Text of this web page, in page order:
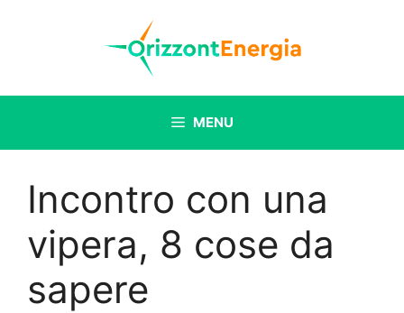
MENU
Incontro con una
vipera, 8 cose da
sapere